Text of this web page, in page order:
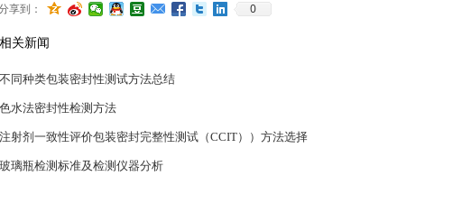
不同种类包装密封性测试方法总结
色水法密封性检测方法
注射剂一致性评价包装密封完整性测试（CCIT））方法选择
玻璃瓶检测标准及检测仪器分析
瓶身不圆度检测方法及计算公式
带您了解《9650 无菌药品包装系统密封性指导原则》
电池隔膜穿刺力穿刺强度检测方法
XLW(PC)-500N型智能电子拉力试验机检测项目解析
玻璃容器内应力检测方法介绍
药包材红外、密度、气体透过量、水蒸汽透过量等8个标准草案公示
解析玻璃瓶破碎的原因及解决方案
锂电池隔膜物理性能检测项目及检测方法介绍
药品包装密封完整性验证方法概述
拉力试验机0.5级、1级表示什么？
玻璃瓶密封性测试方法介绍
大输液软袋密封检漏用真空衰减法or高压放电法?
药品包装系统密封性研究指导原则密封性检测方法探讨
解析笔试注射器检测项目及注射器测试仪
《中国药典分析检测技术指南》隆重问世
相关新闻
享到： 0